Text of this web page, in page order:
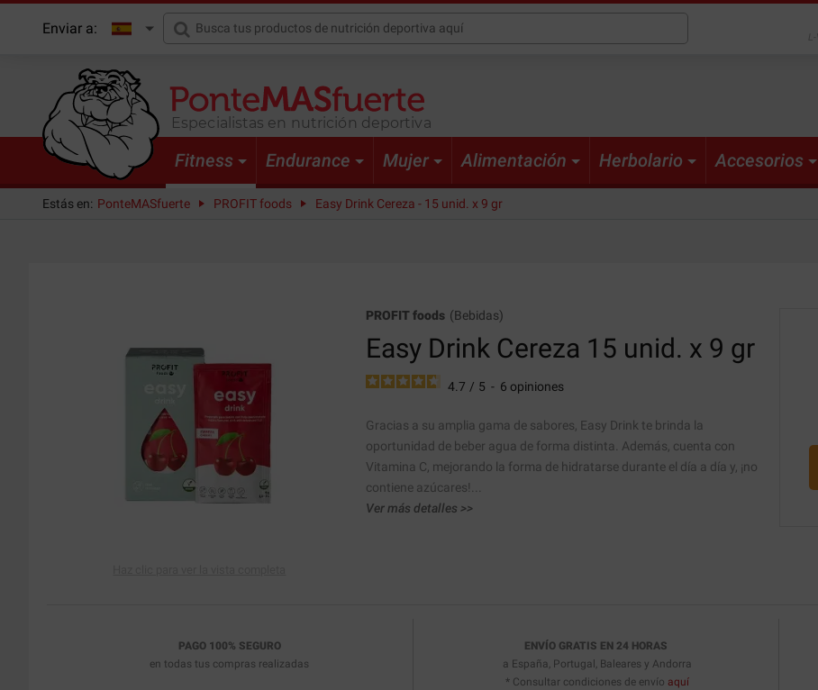
Enviar a:
Especialistas en nutrición deportiva
Fitness Endurance Mujer Alimentación Herbolario Accesorios
Estás en: PonteMASfuerte PROFIT foods Easy Drink Cereza - 15 unid. x 9 gr
PROFIT foods (Bebidas)
Easy DrinkCereza 15 unid. x 9 gr
4.7 / 5 - 6 opiniones
Gracias a su amplia gama de sabores, Easy Drink te brinda la
oportunidad de beber agua de forma distinta. Además, cuenta con
Vitamina C, mejorando la forma de hidratarse durante el día a día y, ¡no
contiene azúcares!...
Ver más detalles >>
PAGO 100% SEGURO
en todas tus compras realizadas
ENVÍO GRATIS EN 24 HORAS
a España, Portugal, Baleares y Andorra
* Consultar condiciones de envío aquí